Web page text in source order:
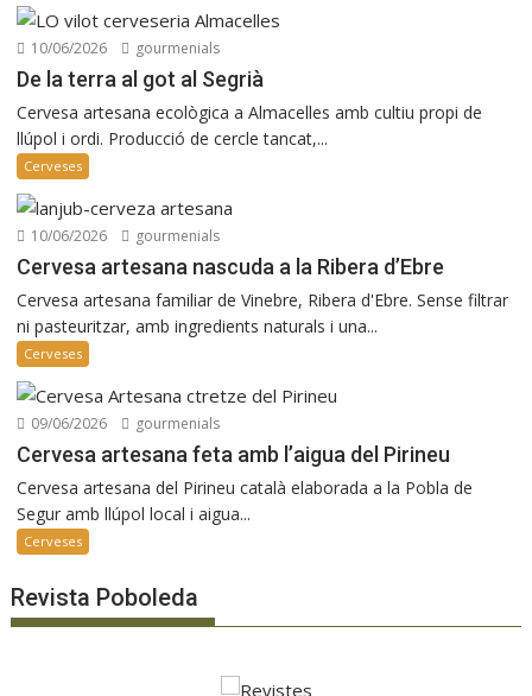
10/06/2026 gourmenials
De la terra al got al Segrià
Cervesa artesana ecològica a Almacelles amb cultiu propi de
llúpol i ordi. Producció de cercle tancat,...
Cerveses
10/06/2026 gourmenials
Cervesa artesana nascuda a la Ribera d’Ebre
Cervesa artesana familiar de Vinebre, Ribera d'Ebre. Sense filtrar
ni pasteuritzar, amb ingredients naturals i una...
Cerveses
09/06/2026 gourmenials
Cervesa artesana feta amb l’aigua del Pirineu
Cervesa artesana del Pirineu català elaborada a la Pobla de
Segur amb llúpol local i aigua...
Cerveses
Revista Poboleda